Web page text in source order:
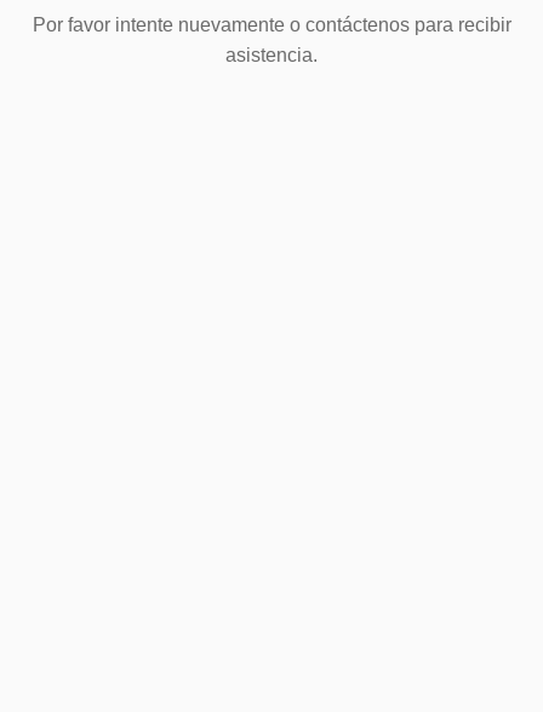
Por favor intente nuevamente o contáctenos para recibir
asistencia.